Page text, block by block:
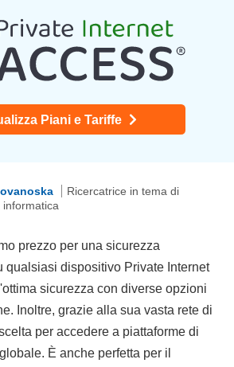
Piani e Tariffe
Ricercatrice in tema di
informatica
prezzo per una sicurezza
qualsiasi dispositivo Private Internet
sicurezza con diverse opzioni
Inoltre, grazie alla sua vasta rete di
per accedere a piattaforme di
È anche perfetta per il